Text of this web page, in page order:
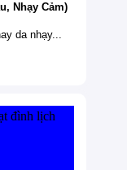
Nhạy Cảm)
da nhạy...